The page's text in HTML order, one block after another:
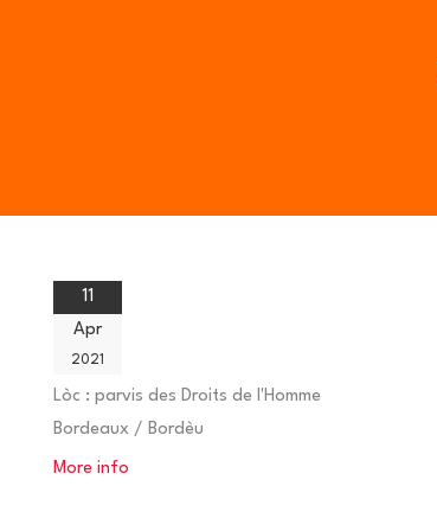
11
Apr
2021
Lòc : parvis des Droits de l'Homme
Bordeaux / Bordèu
More info